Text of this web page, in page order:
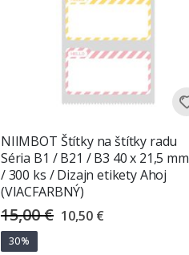
NIIMBOT Štítky na štítky radu
Séria B1 / B21 / B3 40 x 21,5 mm
/ 300 ks / Dizajn etikety Ahoj
(VIACFARBNÝ)
15,00 € Special
Price
10,50 €
30%